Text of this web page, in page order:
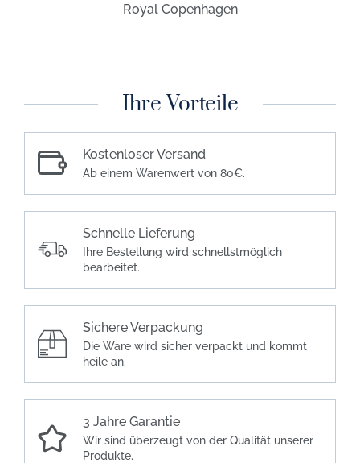
Royal Copenhagen
Ihre Vorteile
Kostenloser Versand
Ab einem Warenwert von 80€.
Schnelle Lieferung
Ihre Bestellung wird schnellstmöglich
bearbeitet.
Sichere Verpackung
Die Ware wird sicher verpackt und kommt
heile an.
3 Jahre Garantie
Wir sind überzeugt von der Qualität unserer
Produkte.